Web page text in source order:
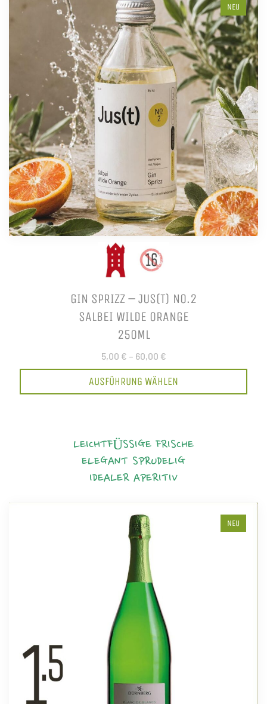
NEU
GIN SPRIZZ – JUS(T) NO.2
SALBEI WILDE ORANGE
250ML
5,00 € – 60,00 €
AUSFÜHRUNG WÄHLEN
LEICHTFÜSSIGE FRISCHE
ELEGANT SPRUDELIG
IDEALER APERITIV
NEU